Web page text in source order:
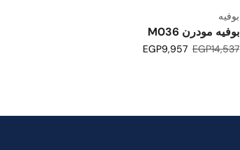
بوفيه
بوفيه مودرن M036
EGP14,537
EGP9,957